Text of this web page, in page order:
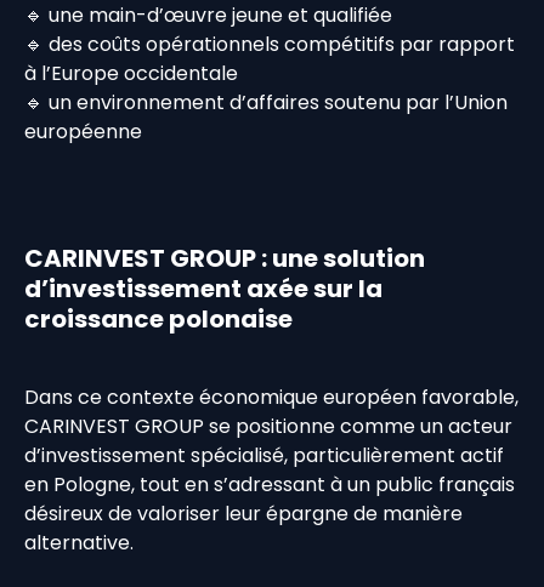
🔹 une main-d’œuvre jeune et qualifiée
🔹 des coûts opérationnels compétitifs par rapport
à l’Europe occidentale
🔹 un environnement d’affaires soutenu par l’Union
européenne
CARINVEST GROUP : une solution
d’investissement axée sur la
croissance polonaise
Dans ce contexte économique européen favorable,
CARINVEST GROUP se positionne comme un acteur
d’investissement spécialisé, particulièrement actif
en Pologne, tout en s’adressant à un public français
désireux de valoriser leur épargne de manière
alternative.